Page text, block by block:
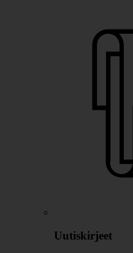
Uutiskirjeet